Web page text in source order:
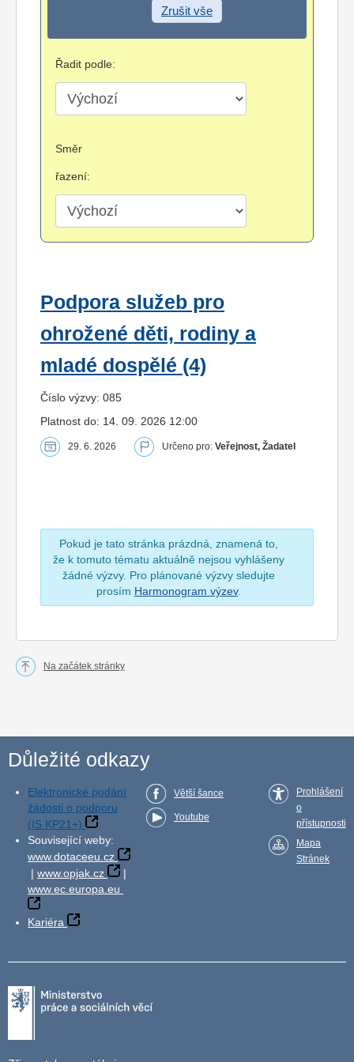
Zrušit vše
Řadit podle:
Směr
řazení:
Podpora služeb pro
ohrožené děti, rodiny a
mladé dospělé (4)
Číslo výzvy: 085
Platnost do: 14. 09. 2026 12:00
29. 6. 2026 Určeno pro: Veřejnost, Žadatel
Pokud je tato stránka prázdná, znamená to,
že k tomuto tématu aktuálně nejsou vyhlášeny
žádné výzvy. Pro plánované výzvy sledujte
prosím Harmonogram výzev.
Na začátek stránky
Důležité odkazy
Elektronické podání
žádosti o podporu
(IS KP21+)
Související weby:
www.dotaceeu.cz
| www.opjak.cz
|
www.ec.europa.eu
Kariéra
Větší šance
Youtube
Prohlášení
o
přístupnosti
Mapa
Stránek